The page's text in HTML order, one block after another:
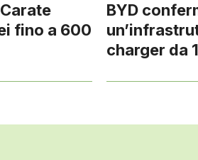
fino a 600
BYD
charger da